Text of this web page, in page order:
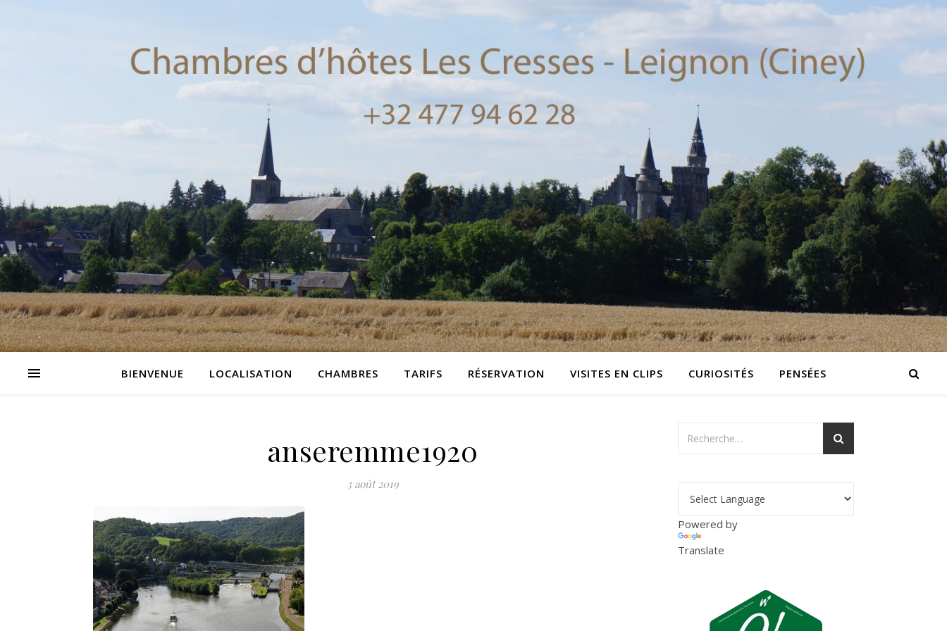
BIENVENUE LOCALISATION CHAMBRES TARIFS RÉSERVATION VISITES EN CLIPS CURIOSITÉS PENSÉES
anseremme1920
3 août 2019
Powered by
Translate